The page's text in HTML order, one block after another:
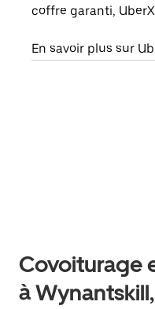
coffre garanti,
En savoir plus sur
Covoiturage
à